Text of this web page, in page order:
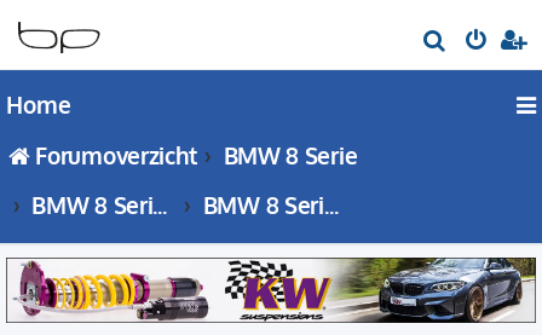
o
Home
Forumoverzicht
BMW 8 Serie
BMW 8 Serie - E31 forum
BMW 8 Serie (E31) DIY: Do It Yourself